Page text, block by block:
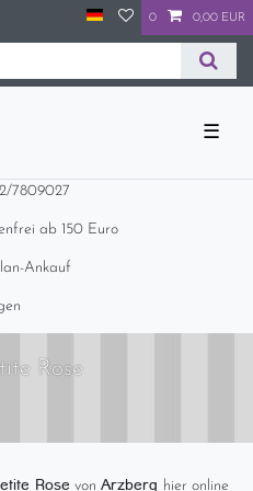
0 0,00 EUR
☰
7809027
ab 150 Euro
Ankauf
Rose
Rose von Arzberg hier online